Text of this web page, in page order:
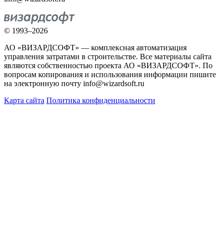
© 1993–2026
АО «ВИЗАРДСОФТ» — комплексная автоматизация
управления затратами в строительстве. Все материалы сайта
являются собственностью проекта АО «ВИЗАРДСОФТ». По
вопросам копирования и использования информации пишите
на электронную почту info@wizardsoft.ru
Карта сайта Политика конфиденциальности